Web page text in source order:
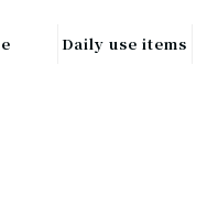
Daily use items